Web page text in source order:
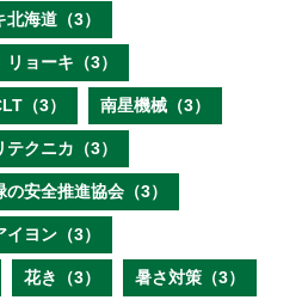
北海道（3）
リョーキ（3）
（3） 南星機械（3）
テクニカ（3）
の安全推進協会（3）
ヨン（3）
花き（3） 暑さ対策（3）